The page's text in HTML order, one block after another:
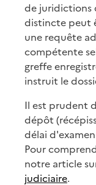
de juridictions
distincte peut
une requête
compétente
greffe
instruit le
Il est prudent
dépôt
délai
Pour
notre article
judiciaire.